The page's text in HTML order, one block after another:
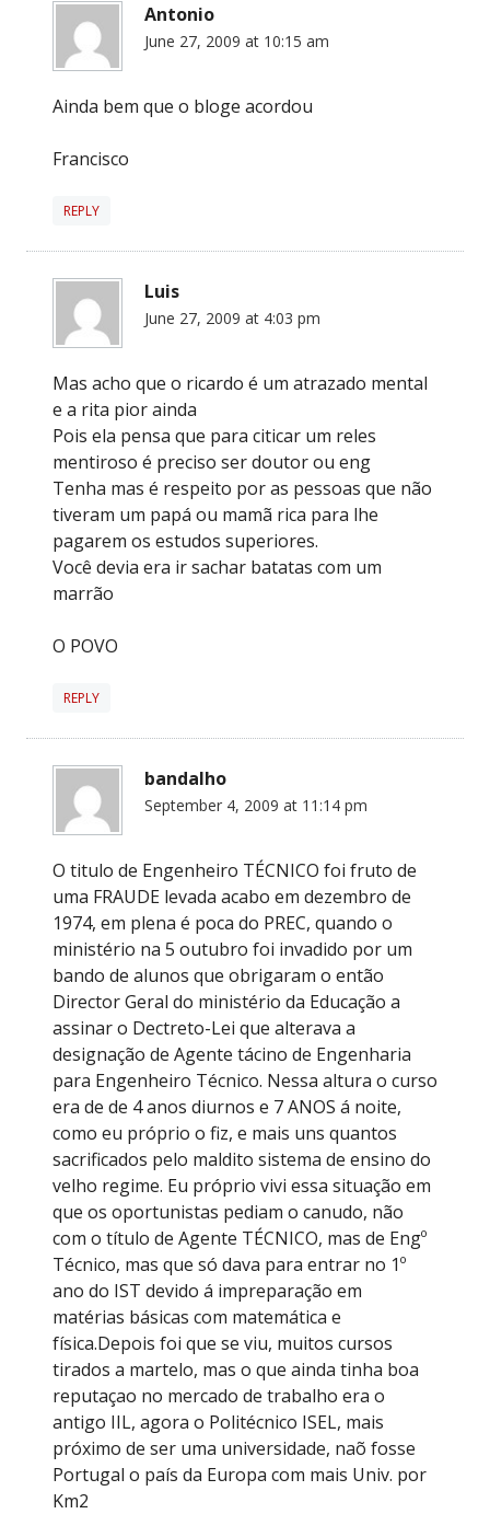
Antonio
June 27, 2009 at 10:15 am
Ainda bem que o bloge acordou
Francisco
REPLY
Luis
June 27, 2009 at 4:03 pm
Mas acho que o ricardo é um atrazado mental
e a rita pior ainda
Pois ela pensa que para citicar um reles
mentiroso é preciso ser doutor ou eng
Tenha mas é respeito por as pessoas que não
tiveram um papá ou mamã rica para lhe
pagarem os estudos superiores.
Você devia era ir sachar batatas com um
marrão
O POVO
REPLY
bandalho
September 4, 2009 at 11:14 pm
O titulo de Engenheiro TÉCNICO foi fruto de
uma FRAUDE levada acabo em dezembro de
1974, em plena é poca do PREC, quando o
ministério na 5 outubro foi invadido por um
bando de alunos que obrigaram o então
Director Geral do ministério da Educação a
assinar o Dectreto-Lei que alterava a
designação de Agente tácino de Engenharia
para Engenheiro Técnico. Nessa altura o curso
era de de 4 anos diurnos e 7 ANOS á noite,
como eu próprio o fiz, e mais uns quantos
sacrificados pelo maldito sistema de ensino do
velho regime. Eu próprio vivi essa situação em
que os oportunistas pediam o canudo, não
com o título de Agente TÉCNICO, mas de Engº
Técnico, mas que só dava para entrar no 1º
ano do IST devido á impreparação em
matérias básicas com matemática e
física.Depois foi que se viu, muitos cursos
tirados a martelo, mas o que ainda tinha boa
reputaçao no mercado de trabalho era o
antigo IIL, agora o Politécnico ISEL, mais
próximo de ser uma universidade, naõ fosse
Portugal o país da Europa com mais Univ. por
Km2